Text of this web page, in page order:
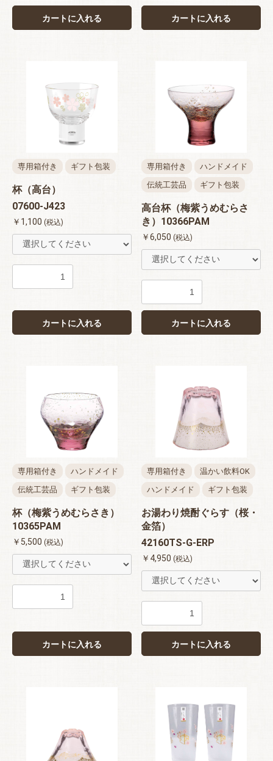
カートに入れる カートに入れる
専用箱付き ギフト包装
杯（高台）
07600-J423
￥1,100 (税込)
カートに入れる
専用箱付き
ハンドメイド
伝統工芸品
ギフト包装
高台杯（梅紫うめむらさ
き）10366PAM
￥6,050 (税込)
カートに入れる
専用箱付き
ハンドメイド
伝統工芸品
ギフト包装
杯（梅紫うめむらさき）
10365PAM
￥5,500 (税込)
カートに入れる
専用箱付き
温かい飲料OK
ハンドメイド
ギフト包装
お湯わり焼酎ぐらす（桜・
金箔）
42160TS-G-ERP
￥4,950 (税込)
カートに入れる